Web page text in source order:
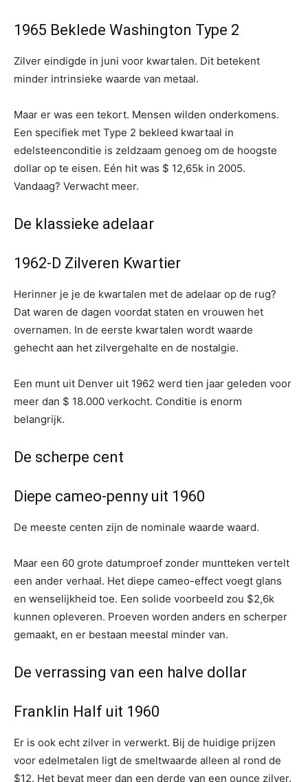
1965 Beklede Washington Type 2
Zilver eindigde in juni voor kwartalen. Dit betekent
minder intrinsieke waarde van metaal.
Maar er was een tekort. Mensen wilden onderkomens.
Een specifiek met Type 2 bekleed kwartaal in
edelsteenconditie is zeldzaam genoeg om de hoogste
dollar op te eisen. Eén hit was $ 12,65k in 2005.
Vandaag? Verwacht meer.
De klassieke adelaar
1962-D Zilveren Kwartier
Herinner je je de kwartalen met de adelaar op de rug?
Dat waren de dagen voordat staten en vrouwen het
overnamen. In de eerste kwartalen wordt waarde
gehecht aan het zilvergehalte en de nostalgie.
Een munt uit Denver uit 1962 werd tien jaar geleden voor
meer dan $ 18.000 verkocht. Conditie is enorm
belangrijk.
De scherpe cent
Diepe cameo-penny uit 1960
De meeste centen zijn de nominale waarde waard.
Maar een 60 grote datumproef zonder muntteken vertelt
een ander verhaal. Het diepe cameo-effect voegt glans
en wenselijkheid toe. Een solide voorbeeld zou $2,6k
kunnen opleveren. Proeven worden anders en scherper
gemaakt, en er bestaan ​​meestal minder van.
De verrassing van een halve dollar
Franklin Half uit 1960
Er is ook echt zilver in verwerkt. Bij de huidige prijzen
voor edelmetalen ligt de smeltwaarde alleen al rond de
$12. Het bevat meer dan een derde van een ounce zilver.